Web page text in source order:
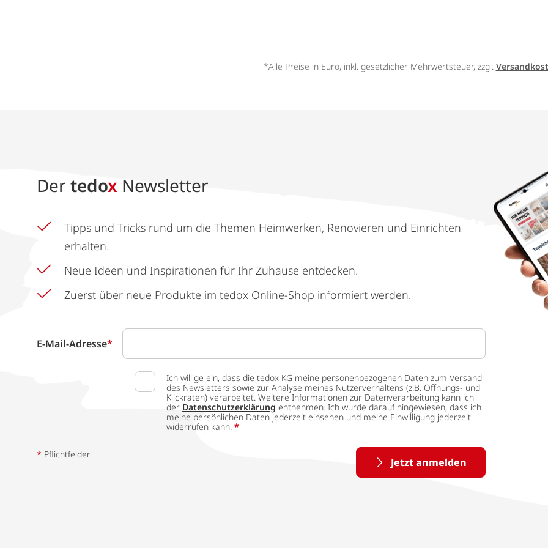
*Alle Preise in Euro, inkl. gesetzlicher Mehrwertsteuer, zzgl.
Der tedox Newsletter
Tipps und Tricks rund um die Themen Heimwerken, Renovieren und Einrichten
erhalten.
Neue Ideen und Inspirationen für Ihr Zuhause entdecken.
Zuerst über neue Produkte im tedox Online-Shop informiert werden.
E-Mail-Adresse*
Ich willige ein, dass die tedox KG meine personenbezogenen Daten zum Versand
des Newsletters sowie zur Analyse meines Nutzerverhaltens (z.B. Öffnungs- und
Klickraten) verarbeitet. Weitere Informationen zur Datenverarbeitung kann ich
der Datenschutzerklärung entnehmen. Ich wurde darauf hingewiesen, dass ich
meine persönlichen Daten jederzeit einsehen und meine Einwilligung jederzeit
widerrufen kann. *
Jetzt anmelden
* Pflichtfelder